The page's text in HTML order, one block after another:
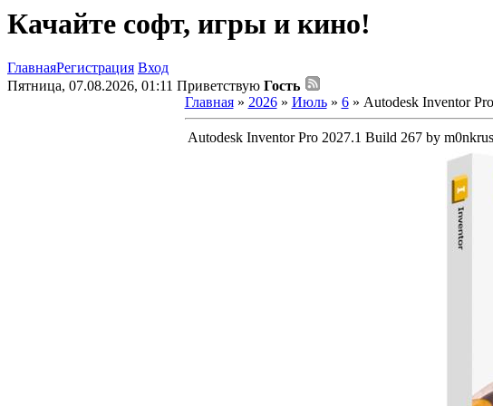
Качайте софт, игры и кино!
ГлавнаяРегистрация Вход
Пятница, 07.08.2026, 01:11 Приветствую Гость
Главная» 2026 » Июль » 6» Autodesk Inventor
Autodesk Inventor Pro 2027.1 Build 267 by